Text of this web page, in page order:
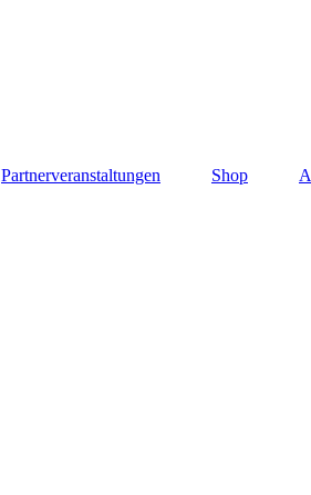
Partnerveranstaltungen Shop